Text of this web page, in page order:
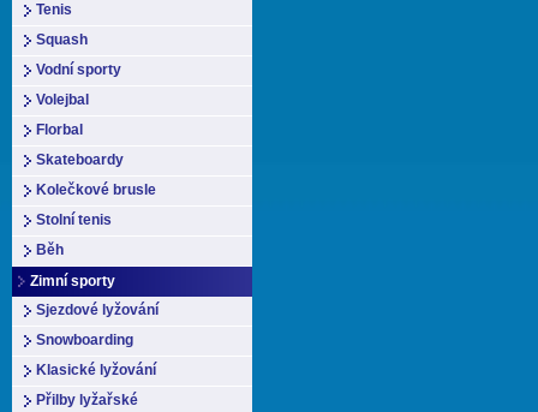
Tenis
Squash
Vodní sporty
Volejbal
Florbal
Skateboardy
Kolečkové brusle
Stolní tenis
Běh
Zimní sporty
Sjezdové lyžování
Snowboarding
Klasické lyžování
Přilby lyžařské